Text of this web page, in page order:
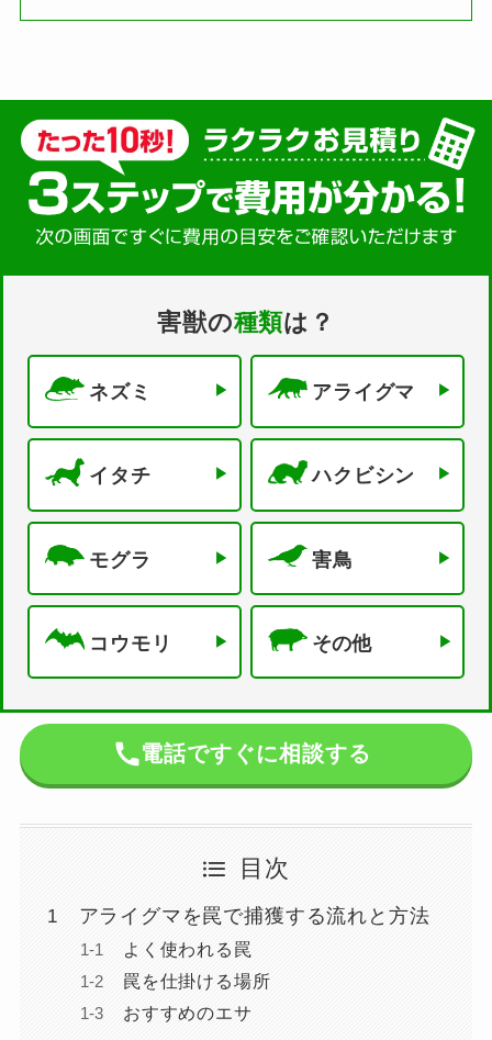
害獣の種類は？
ネズミ アライグマ
イタチ ハクビシン
モグラ 害鳥
コウモリ その他
電話ですぐに相談する
目次
アライグマを罠で捕獲する流れと方法
よく使われる罠
罠を仕掛ける場所
おすすめのエサ